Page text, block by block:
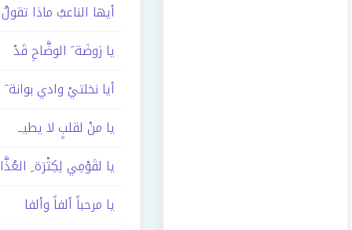
أيها الناعبُ ماذا تقولُ
يا رَوضَة َ الوضَّاحِ قَدْ
أيا نخلتيْ وادي بوانة
يا منْ لقلبٍ لا يطيــ
يا لقَوْمِي لِكِثْرَة
يا مرحباً ألفاً وألفا